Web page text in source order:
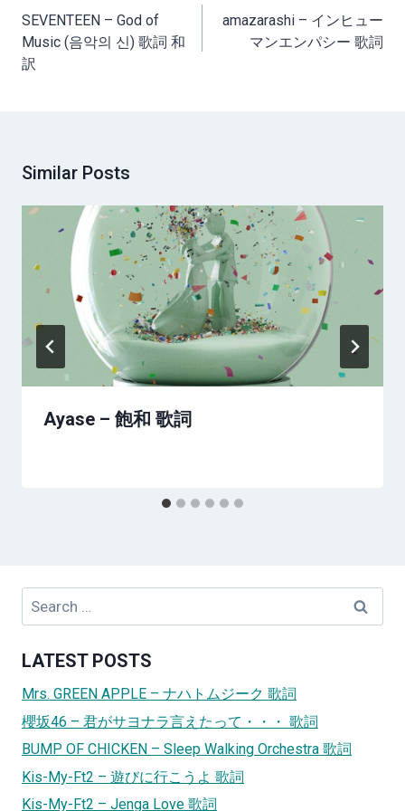
navigation
SEVENTEEN – God of
Music (음악의 신) 歌詞 和
訳
amazarashi – インヒュー
マンエンパシー 歌詞
Similar Posts
Ayase – 飽和 歌詞
Search
LATEST POSTS
Mrs. GREEN APPLE – ナハトムジーク 歌詞
櫻坂46 – 君がサヨナラ言えたって・・・ 歌詞
BUMP OF CHICKEN – Sleep Walking Orchestra 歌詞
Kis-My-Ft2 – 遊びに行こうよ 歌詞
Kis-My-Ft2 – Jenga Love 歌詞